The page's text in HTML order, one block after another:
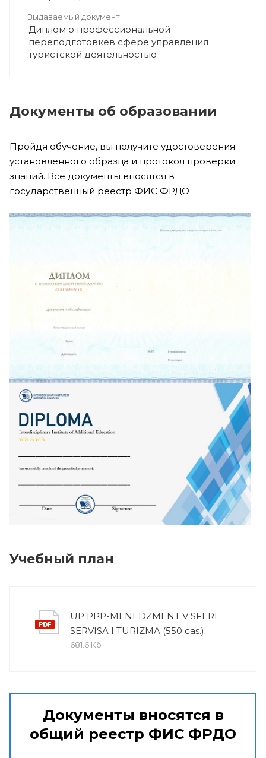
Выдаваемый документ
Диплом о профессиональной
переподготовкев сфере управления
туристской деятельностью
Документы об образовании
Пройдя обучение, вы получите удостоверения
установленного образца и протокол проверки
знаний. Все документы вносятся в
государственный реестр ФИС ФРДО
Учебный план
UP PPP-MENEDZMENT V SFERE
SERVISA I TURIZMA (550 cas.)
681.6 Кб
Документы вносятся в
общий реестр ФИС ФРДО